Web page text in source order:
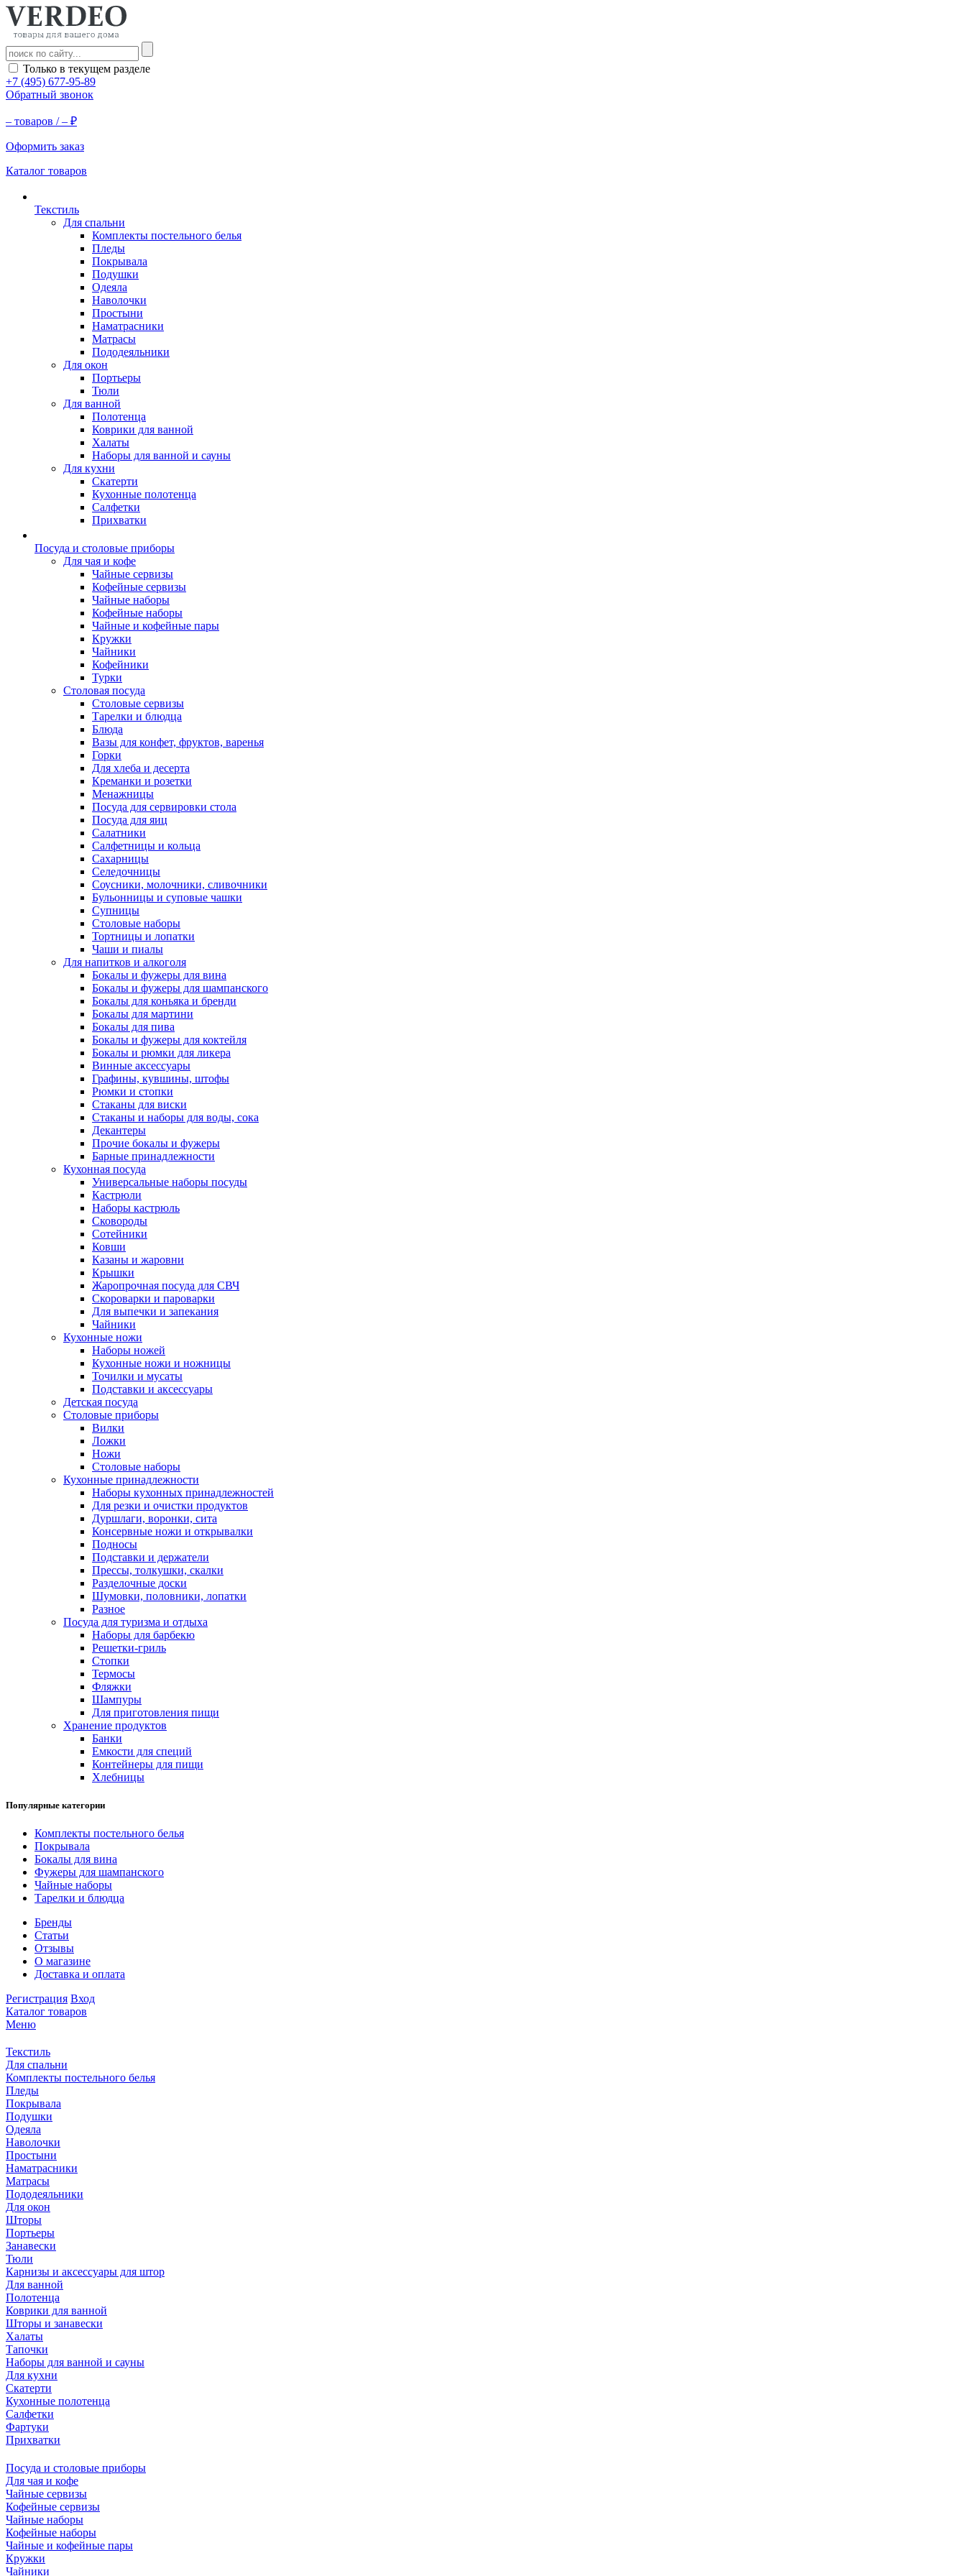
Только в текущем разделе
+7 (495) 677-95-89
Обратный звонок
– товаров /– ₽
Оформить заказ
Каталог товаров
Текстиль
Для спальни
Комплекты постельного белья
Пледы
Покрывала
Подушки
Одеяла
Наволочки
Простыни
Наматрасники
Матрасы
Пододеяльники
Для окон
Портьеры
Тюли
Для ванной
Полотенца
Коврики для ванной
Халаты
Наборы для ванной и сауны
Для кухни
Скатерти
Кухонные полотенца
Салфетки
Прихватки
Посуда и столовые приборы
Для чая и кофе
Чайные сервизы
Кофейные сервизы
Чайные наборы
Кофейные наборы
Чайные и кофейные пары
Кружки
Чайники
Кофейники
Турки
Столовая посуда
Столовые сервизы
Тарелки и блюдца
Блюда
Вазы для конфет, фруктов, варенья
Горки
Для хлеба и десерта
Креманки и розетки
Менажницы
Посуда для сервировки стола
Посуда для яиц
Салатники
Салфетницы и кольца
Сахарницы
Селедочницы
Соусники, молочники, сливочники
Бульонницы и суповые чашки
Супницы
Столовые наборы
Тортницы и лопатки
Чаши и пиалы
Для напитков и алкоголя
Бокалы и фужеры для вина
Бокалы и фужеры для шампанского
Бокалы для коньяка и бренди
Бокалы для мартини
Бокалы для пива
Бокалы и фужеры для коктейля
Бокалы и рюмки для ликера
Винные аксессуары
Графины, кувшины, штофы
Рюмки и стопки
Стаканы для виски
Стаканы и наборы для воды, сока
Декантеры
Прочие бокалы и фужеры
Барные принадлежности
Кухонная посуда
Универсальные наборы посуды
Кастрюли
Наборы кастрюль
Сковороды
Сотейники
Ковши
Казаны и жаровни
Крышки
Жаропрочная посуда для СВЧ
Скороварки и пароварки
Для выпечки и запекания
Чайники
Кухонные ножи
Наборы ножей
Кухонные ножи и ножницы
Точилки и мусаты
Подставки и аксессуары
Детская посуда
Столовые приборы
Вилки
Ложки
Ножи
Столовые наборы
Кухонные принадлежности
Наборы кухонных принадлежностей
Для резки и очистки продуктов
Дуршлаги, воронки, сита
Консервные ножи и открывалки
Подносы
Подставки и держатели
Прессы, толкушки, скалки
Разделочные доски
Шумовки, половники, лопатки
Разное
Посуда для туризма и отдыха
Наборы для барбекю
Решетки-гриль
Стопки
Термосы
Фляжки
Шампуры
Для приготовления пищи
Хранение продуктов
Банки
Емкости для специй
Контейнеры для пищи
Хлебницы
Популярные категории
Комплекты постельного белья
Покрывала
Бокалы для вина
Фужеры для шампанского
Чайные наборы
Тарелки и блюдца
Бренды
Статьи
Отзывы
О магазине
Доставка и оплата
Регистрация Вход
Каталог товаров
Меню
Текстиль
Для спальни
Комплекты постельного белья
Пледы
Покрывала
Подушки
Одеяла
Наволочки
Простыни
Наматрасники
Матрасы
Пододеяльники
Для окон
Шторы
Портьеры
Занавески
Тюли
Карнизы и аксессуары для штор
Для ванной
Полотенца
Коврики для ванной
Шторы и занавески
Халаты
Тапочки
Наборы для ванной и сауны
Для кухни
Скатерти
Кухонные полотенца
Салфетки
Фартуки
Прихватки
Посуда и столовые приборы
Для чая и кофе
Чайные сервизы
Кофейные сервизы
Чайные наборы
Кофейные наборы
Чайные и кофейные пары
Кружки
Чайники